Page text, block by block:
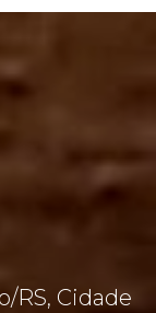
RS, Cidade